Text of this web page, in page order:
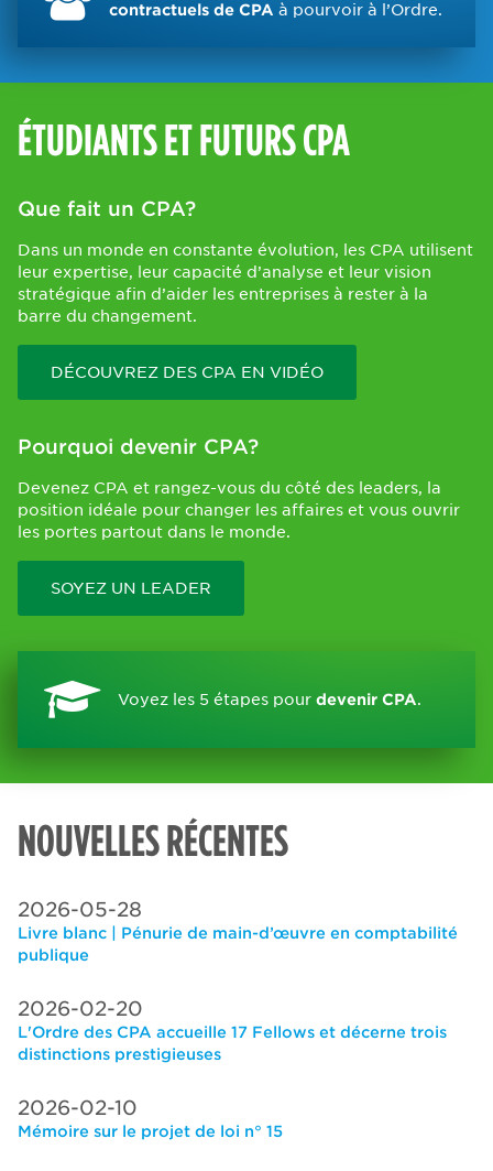
contractuels de CPA à pourvoir à l’Ordre.
ÉTUDIANTS ET FUTURS CPA
Que fait un CPA?
Dans un monde en constante évolution, les CPA utilisent
leur expertise, leur capacité d’analyse et leur vision
stratégique afin d’aider les entreprises à rester à la
barre du changement.
DÉCOUVREZ DES CPA EN VIDÉO
Pourquoi devenir CPA?
Devenez CPA et rangez-vous du côté des leaders, la
position idéale pour changer les affaires et vous ouvrir
les portes partout dans le monde.
SOYEZ UN LEADER
Voyez les 5 étapes pour devenir CPA.
NOUVELLES RÉCENTES
2026-05-28
Livre blanc | Pénurie de main-d’œuvre en comptabilité
publique
2026-02-20
L'Ordre des CPA accueille 17 Fellows et décerne trois
distinctions prestigieuses
2026-02-10
Mémoire sur le projet de loi n° 15